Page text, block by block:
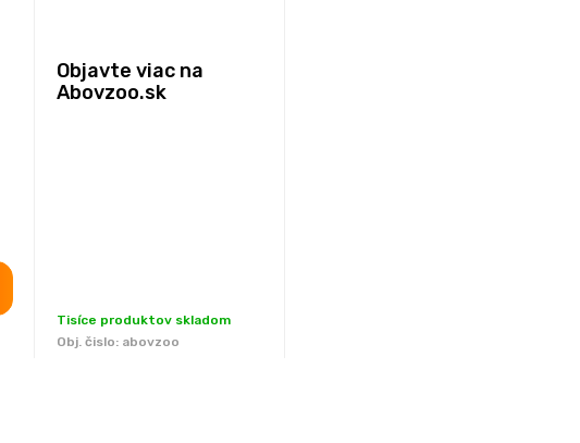
Objavte viac na
Abovzoo.sk
Tisíce produktov skladom
Obj. čislo: abovzoo